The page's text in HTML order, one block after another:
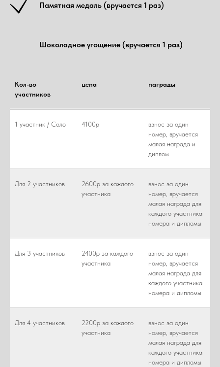
Памятная медаль (вручается 1 раз)
Шоколадное угощение (вручается 1 раз)
Кол-во
участников
цена награды
1 участник / Соло 4100р
взнос за один
номер, вручается
малая награда и
диплом
Для 2 участников
2600р за каждого
участника
взнос за один
номер, вручается
малая награда для
каждого участника
номера и дипломы
Для 3 участников
2400р за каждого
участника
взнос за один
номер, вручается
малая награда для
каждого участника
номера и дипломы
Для 4 участников
2200р за каждого
участника
взнос за один
номер, вручается
малая награда для
каждого участника
номера и дипломы